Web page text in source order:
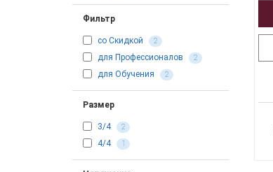
Фильтр
со Скидкой 2
для Профессионалов 2
для Обучения 2
Размер
3/4 2
4/4 1